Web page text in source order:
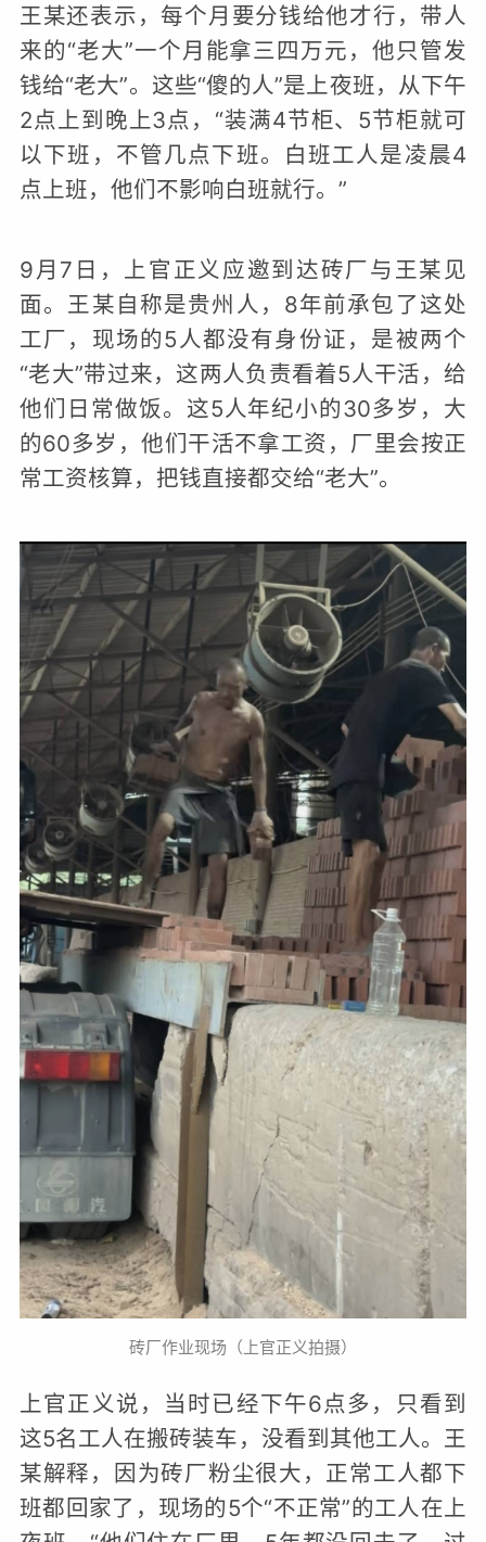
王某还表示，每个月要分钱给他才行，带人
来的“老大”一个月能拿三四万元，他只管发
钱给“老大”。这些“傻的人”是上夜班，从下午
2点上到晚上3点，“装满4节柜、5节柜就可
以下班，不管几点下班。白班工人是凌晨4
点上班，他们不影响白班就行。”
9月7日，上官正义应邀到达砖厂与王某见
面。王某自称是贵州人，8年前承包了这处
工厂，现场的5人都没有身份证，是被两个
“老大”带过来，这两人负责看着5人干活，给
他们日常做饭。这5人年纪小的30多岁，大
的60多岁，他们干活不拿工资，厂里会按正
常工资核算，把钱直接都交给“老大”。
砖厂作业现场（上官正义拍摄）
上官正义说，当时已经下午6点多，只看到
这5名工人在搬砖装车，没看到其他工人。王
某解释，因为砖厂粉尘很大，正常工人都下
班都回家了，现场的5个“不正常”的工人在上